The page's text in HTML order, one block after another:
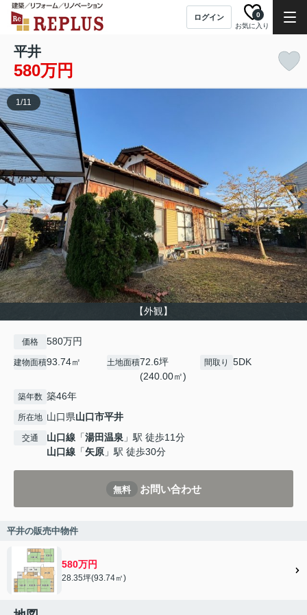
ログイン
お気に入り
0
平井
580万円
【外観】
1/11
価格 580万円
建物面積93.74㎡ 土地面積72.6坪
(240.00㎡)
間取り 5DK
築年数 築46年
所在地 山口県山口市平井
交通 山口線 「湯田温泉 」駅 徒歩11分
山口線 「矢原 」駅 徒歩30分
無料 お問い合わせ
平井の販売中物件
580万円
28.35坪(93.74㎡)